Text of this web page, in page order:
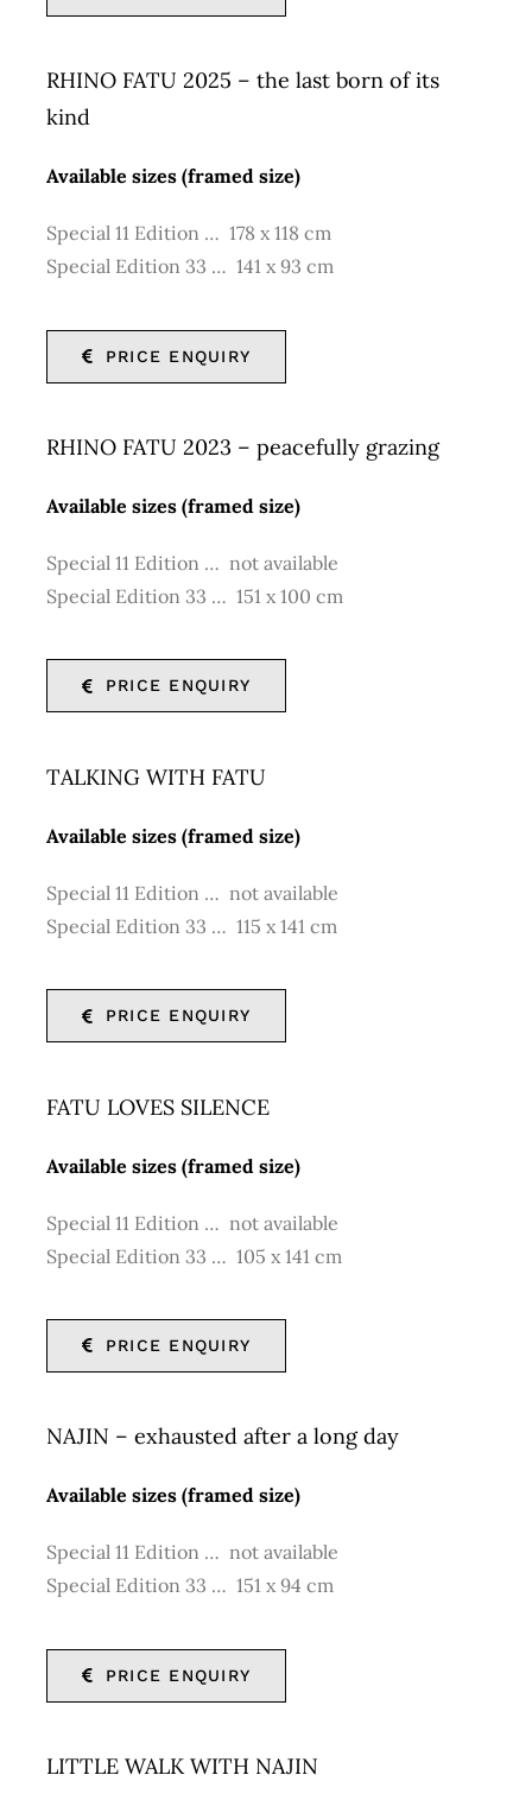
RHINO FATU 2025 – the last born of its
kind
Available sizes (framed size)
Special 11 Edition … 178 x 118 cm
Special Edition 33 … 141 x 93 cm
PRICE ENQUIRY
RHINO FATU 2023 – peacefully grazing
Available sizes (framed size)
Special 11 Edition … not available
Special Edition 33 … 151 x 100 cm
PRICE ENQUIRY
TALKING WITH FATU
Available sizes (framed size)
Special 11 Edition … not available
Special Edition 33 … 115 x 141 cm
PRICE ENQUIRY
FATU LOVES SILENCE
Available sizes (framed size)
Special 11 Edition … not available
Special Edition 33 … 105 x 141 cm
PRICE ENQUIRY
NAJIN – exhausted after a long day
Available sizes (framed size)
Special 11 Edition … not available
Special Edition 33 … 151 x 94 cm
PRICE ENQUIRY
LITTLE WALK WITH NAJIN